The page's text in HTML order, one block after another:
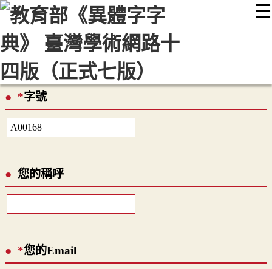
☰
::: 最新消息 常見問題 編輯說明
顯示模式
網站導覽
*字號
您的稱呼
*您的Email